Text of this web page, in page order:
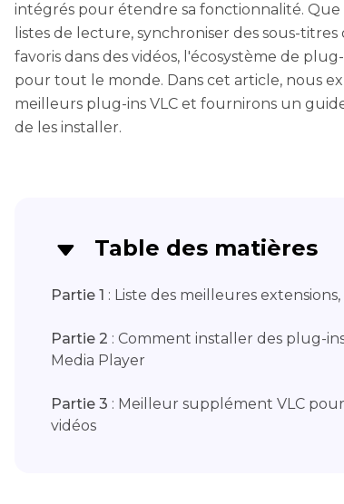
intégrés pour étendre sa fonctionnalité.
listes de lecture, synchroniser des sous-
favoris dans des vidéos, l'écosystème de
pour tout le monde. Dans cet article, nous
meilleurs plug-ins VLC et fournirons un
de les installer.
Table des matières
Partie 1 : Liste des meilleures
Partie 2 : Comment installer des plug-
Media Player
Partie 3 : Meilleur supplément VLC
vidéos